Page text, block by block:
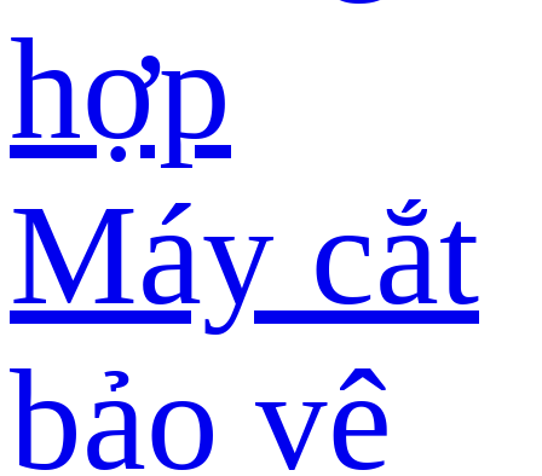
hợp
Máy cắt
bảo vệ